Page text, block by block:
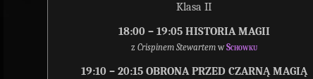
Klasa II
18:00 – 19:05 HISTORIA MAGII
z Crispinem Stewartemw Schowku
19:10 – 20:15 OBRONA PRZED CZARNĄ MAGIĄ